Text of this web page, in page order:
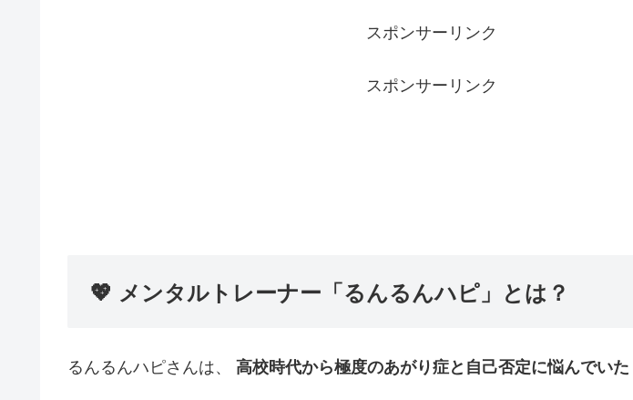
スポンサーリンク
スポンサーリンク
💖 メンタルトレーナー「るんるんハピ」とは？
るんるんハピさんは、 高校時代から極度のあがり症と自己否定に悩んでいた